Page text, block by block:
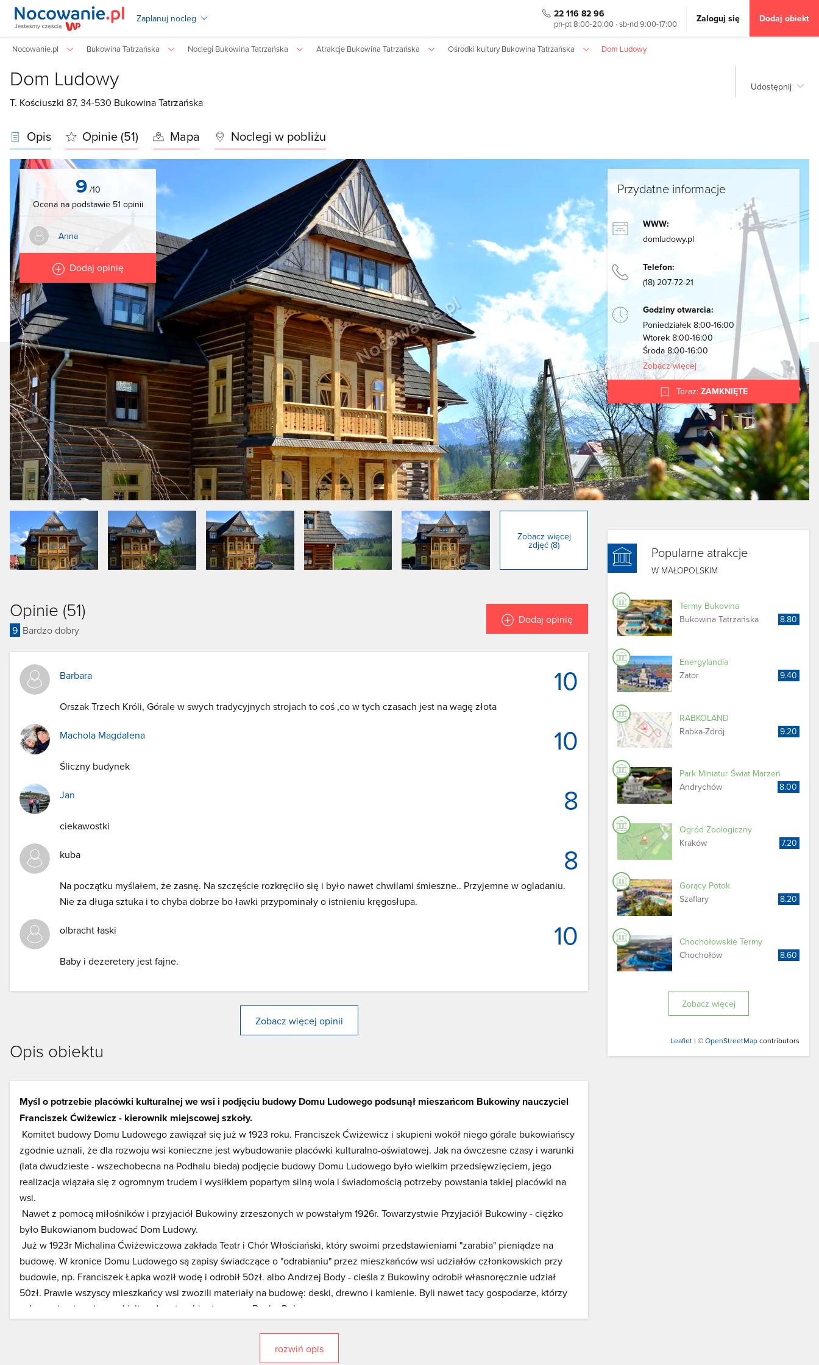
Zaplanuj nocleg 22 116 82 96
pn-pt 8:00-20:00 · sb-nd 9:00-17:00 Zaloguj się Dodaj obiekt
Nocowanie.pl Bukowina Tatrzańska Noclegi Bukowina Tatrzańska Atrakcje Bukowina Tatrzańska Ośrodki kultury Bukowina Tatrzańska Dom Ludowy
Dom Ludowy
T. Kościuszki 87, 34-530 Bukowina Tatrzańska
Udostępnij
Opis Opinie (51) Mapa Noclegi w pobliżu
9/10
Ocena na podstawie 51 opinii
Anna
Dodaj opinię
Przydatne informacje
WWW:
domludowy.pl
Telefon:
(18) 207-72-21
Godziny otwarcia:
Poniedziałek 8:00-16:00
Wtorek 8:00-16:00
Środa 8:00-16:00
Zobacz więcej
Teraz: ZAMKNIĘTE
Zobacz więcej
zdjęć (8)
Opinie (51)
9 Bardzo dobry
Dodaj opinię
10
Barbara
Orszak Trzech Króli, Górale w swych tradycyjnych strojach to coś ,co w tych czasach jest na wagę złota
10
Machola Magdalena
Śliczny budynek
8
Jan
ciekawostki
8
kuba
Na początku myślałem, że zasnę. Na szczęście rozkręciło się i było nawet chwilami śmieszne.. Przyjemne w ogladaniu.
Nie za długa sztuka i to chyba dobrze bo ławki przypominały o istnieniu kręgosłupa.
10
olbracht łaski
Baby i dezeretery jest fajne.
Zobacz więcej opinii
Opis obiektu
Myśl o potrzebie placówki kulturalnej we wsi i podjęciu budowy Domu Ludowego podsunął mieszańcom Bukowiny nauczyciel
Franciszek Ćwiżewicz - kierownik miejscowej szkoły.
Komitet budowy Domu Ludowego zawiązał się już w 1923 roku. Franciszek Ćwiżewicz i skupieni wokół niego górale bukowiańscy
zgodnie uznali, że dla rozwoju wsi konieczne jest wybudowanie placówki kulturalno-oświatowej. Jak na ówczesne czasy i warunki
(lata dwudzieste - wszechobecna na Podhalu bieda) podjęcie budowy Domu Ludowego było wielkim przedsięwzięciem, jego
realizacja wiązała się z ogromnym trudem i wysiłkiem popartym silną wola i świadomością potrzeby powstania takiej placówki na
wsi.
Nawet z pomocą miłośników i przyjaciół Bukowiny zrzeszonych w powstałym 1926r. Towarzystwie Przyjaciół Bukowiny - ciężko
było Bukowianom budować Dom Ludowy.
Już w 1923r Michalina Ćwiżewiczowa zakłada Teatr i Chór Włościański, który swoimi przedstawieniami "zarabia" pieniądze na
budowę. W kronice Domu Ludowego są zapisy świadczące o "odrabianiu" przez mieszkańców wsi udziałów członkowskich przy
budowie, np. Franciszek Łapka woził wodę i odrobił 50zł. albo Andrzej Body - cieśla z Bukowiny odrobił własnoręcznie udział
50zł. Prawie wszyscy mieszkańcy wsi zwozili materiały na budowę: deski, drewno i kamienie. Byli nawet tacy gospodarze, którzy
całe swoje ojcowizny oddali pod zastaw hipoteczny w Banku Rolnym.
Bukowinie - po Zakopanem, po wsiach, coby ino co zebrać, zarobić, kierownikowi dopomóc" - pisał - Jan Gałdyn.
rozwiń opis
Popularne atrakcje
W MAŁOPOLSKIM
Termy Bukovina
Bukowina Tatrzańska
8.80
Energylandia
Zator
9.40
RABKOLAND
Rabka-Zdrój
9.20
Park Miniatur Świat Marzeń
Andrychów
8.00
Ogród Zoologiczny
Kraków
7.20
Gorący Potok
Szaflary
8.20
Chochołowskie Termy
Chochołów
8.60
Zobacz więcej
Leaflet| ©OpenStreetMapcontributors